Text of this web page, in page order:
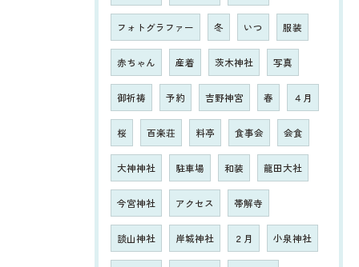
フォトグラファー 冬 いつ 服装
赤ちゃん 産着 茨木神社 写真
御祈祷 予約 吉野神宮 春 ４月
桜 百楽荘 料亭 食事会 会食
大神神社 駐車場 和装 龍田大社
今宮神社 アクセス 帯解寺
談山神社 岸城神社 ２月 小泉神社